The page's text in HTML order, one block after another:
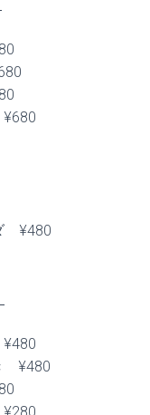
¥480
¥480